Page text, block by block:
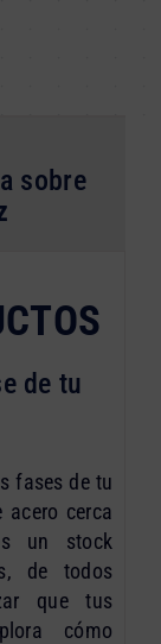
sobre
de tu
fases de tu
acero cerca
un stock
de todos
que tus
cómo